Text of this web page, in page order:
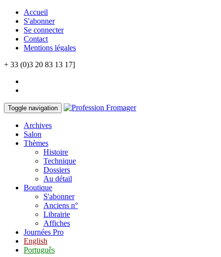
Accueil
S'abonner
Se connecter
Contact
Mentions légales
+ 33 (0)3 20 83 13 17]
Toggle navigation
Archives
Salon
Thèmes
Histoire
Technique
Dossiers
Au détail
Boutique
S'abonner
Anciens n°
Librairie
Affiches
Journées Pro
English
Português